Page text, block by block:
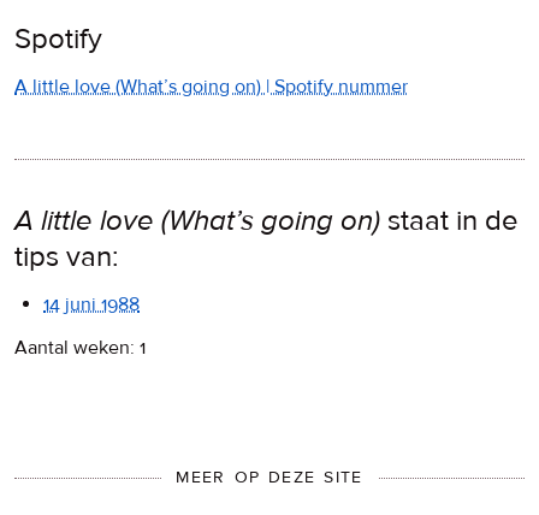
Spotify
A little love (What’s going on) | Spotify nummer
A little love (What’s going on) staat in de
tips van:
14 juni 1988
Aantal weken: 1
MEER OP DEZE SITE